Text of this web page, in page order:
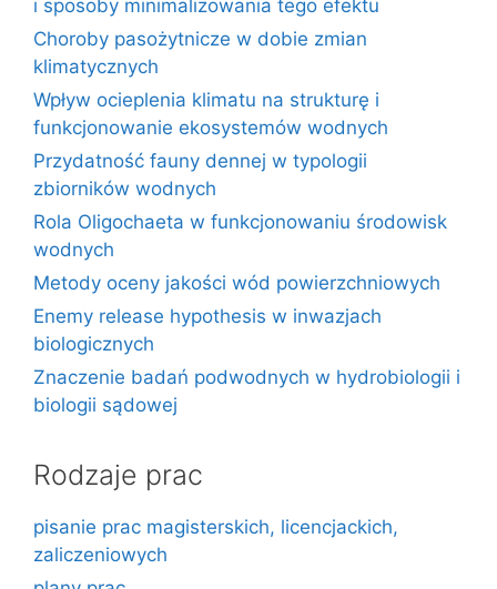
i sposoby minimalizowania tego efektu
Choroby pasożytnicze w dobie zmian
klimatycznych
Wpływ ocieplenia klimatu na strukturę i
funkcjonowanie ekosystemów wodnych
Przydatność fauny dennej w typologii
zbiorników wodnych
Rola Oligochaeta w funkcjonowaniu środowisk
wodnych
Metody oceny jakości wód powierzchniowych
Enemy release hypothesis w inwazjach
biologicznych
Znaczenie badań podwodnych w hydrobiologii i
biologii sądowej
Rodzaje prac
pisanie prac magisterskich, licencjackich,
zaliczeniowych